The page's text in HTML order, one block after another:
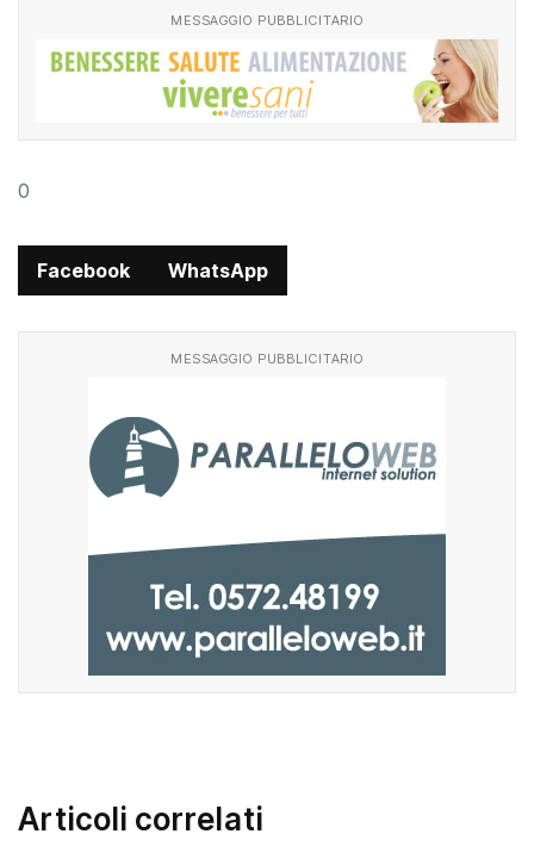
MESSAGGIO PUBBLICITARIO
0
Facebook WhatsApp
MESSAGGIO PUBBLICITARIO
Articoli correlati